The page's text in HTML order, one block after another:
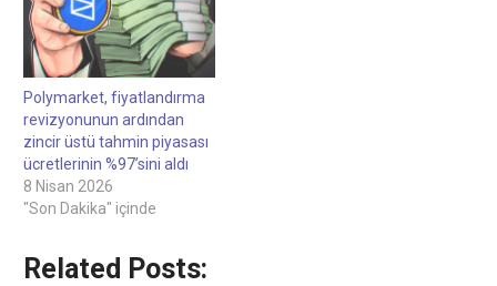
Polymarket, fiyatlandırma
revizyonunun ardından
zincir üstü tahmin piyasası
ücretlerinin %97’sini aldı
8 Nisan 2026
"Son Dakika" içinde
Related Posts: